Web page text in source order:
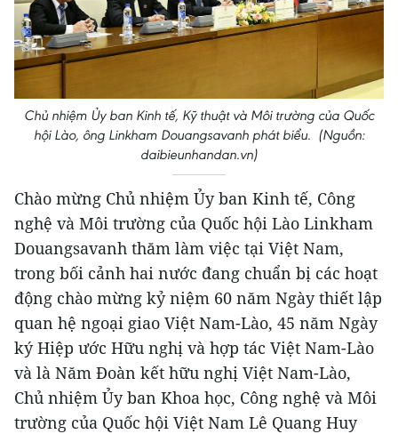
Chủ nhiệm Ủy ban Kinh tế, Kỹ thuật và Môi trường của Quốc
hội Lào, ông Linkham Douangsavanh phát biểu. (Nguồn:
daibieunhandan.vn)
Chào mừng Chủ nhiệm Ủy ban Kinh tế, Công
nghệ và Môi trường của Quốc hội Lào Linkham
Douangsavanh thăm làm việc tại Việt Nam,
trong bối cảnh hai nước đang chuẩn bị các hoạt
động chào mừng kỷ niệm 60 năm Ngày thiết lập
quan hệ ngoại giao Việt Nam-Lào, 45 năm Ngày
ký Hiệp ước Hữu nghị và hợp tác Việt Nam-Lào
và là Năm Đoàn kết hữu nghị Việt Nam-Lào,
Chủ nhiệm Ủy ban Khoa học, Công nghệ và Môi
trường của Quốc hội Việt Nam Lê Quang Huy